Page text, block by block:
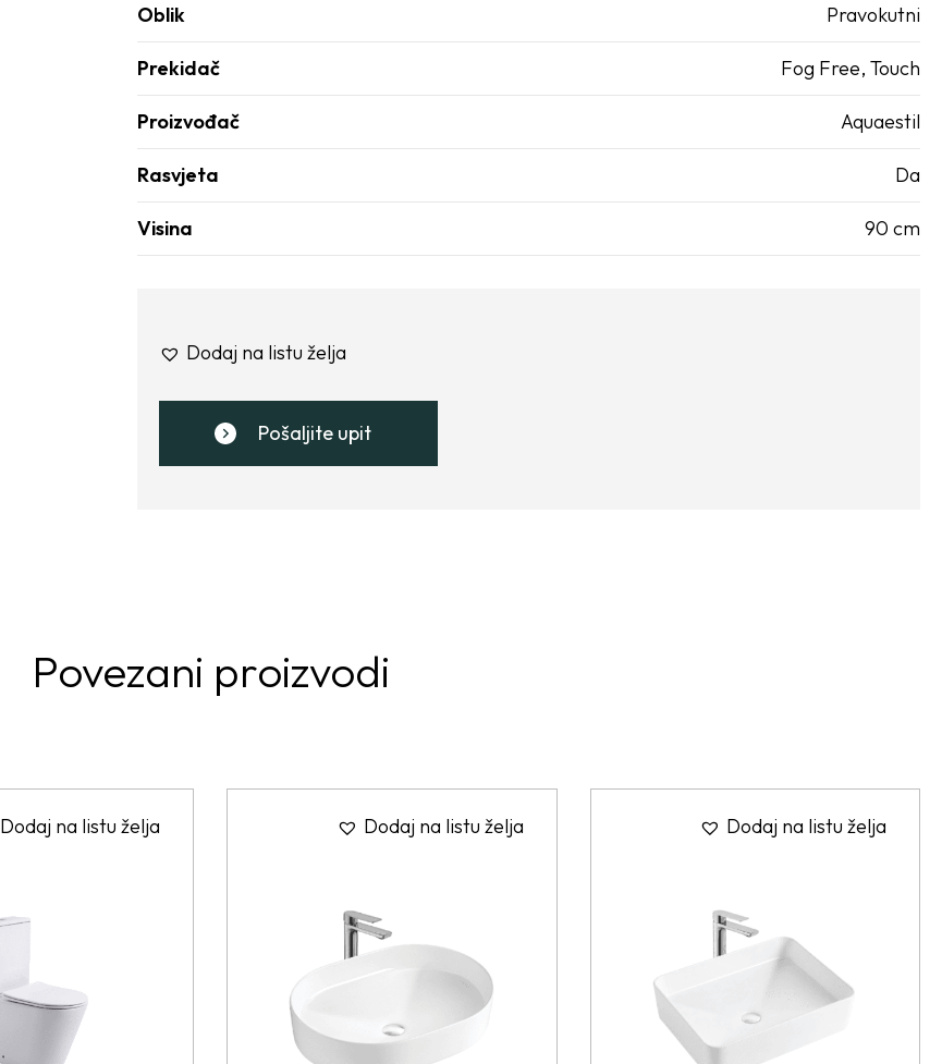
Oblik Pravokutni
Prekidač Fog Free, Touch
Proizvođač Aquaestil
Rasvjeta Da
Visina 90 cm
Dodaj na listu želja
Pošaljite upit
Povezani proizvodi
Dodaj na listu želja Dodaj na listu želja Dodaj na listu želja